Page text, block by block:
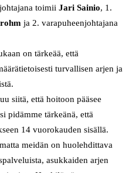
toimiiJari Sainio, 1.
ja 2. varapuheenjohtajana
on tärkeää, että
turvallisen arjen ja
siitä, että hoitoon pääsee
pidämme tärkeänä, että
14 vuorokauden sisällä.
meidän on huolehdittava
asukkaiden arjen